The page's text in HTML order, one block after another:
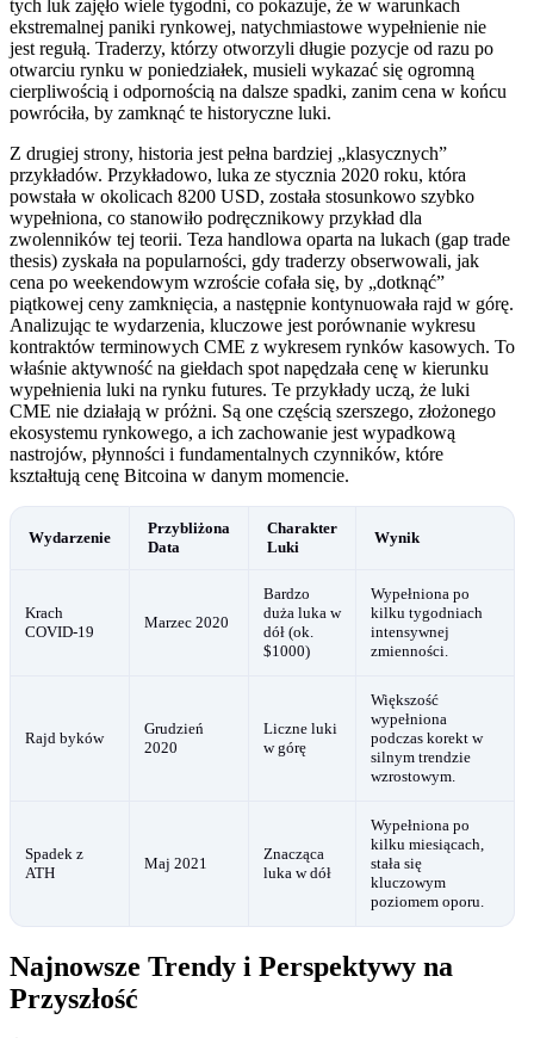
tych luk zajęło wiele tygodni, co pokazuje, że w warunkach
ekstremalnej paniki rynkowej, natychmiastowe wypełnienie nie
jest regułą. Traderzy, którzy otworzyli długie pozycje od razu po
otwarciu rynku w poniedziałek, musieli wykazać się ogromną
cierpliwością i odpornością na dalsze spadki, zanim cena w końcu
powróciła, by zamknąć te historyczne luki.
Z drugiej strony, historia jest pełna bardziej „klasycznych”
przykładów. Przykładowo, luka ze stycznia 2020 roku, która
powstała w okolicach 8200 USD, została stosunkowo szybko
wypełniona, co stanowiło podręcznikowy przykład dla
zwolenników tej teorii. Teza handlowa oparta na lukach (gap trade
thesis) zyskała na popularności, gdy traderzy obserwowali, jak
cena po weekendowym wzroście cofała się, by „dotknąć”
piątkowej ceny zamknięcia, a następnie kontynuowała rajd w górę.
Analizując te wydarzenia, kluczowe jest porównanie wykresu
kontraktów terminowych CME z wykresem rynków kasowych. To
właśnie aktywność na giełdach spot napędzała cenę w kierunku
wypełnienia luki na rynku futures. Te przykłady uczą, że luki
CME nie działają w próżni. Są one częścią szerszego, złożonego
ekosystemu rynkowego, a ich zachowanie jest wypadkową
nastrojów, płynności i fundamentalnych czynników, które
kształtują cenę Bitcoina w danym momencie.
Wydarzenie
Przybliżona
Data
Charakter
Luki
Wynik
Krach
COVID-19
Marzec 2020
Bardzo
duża luka w
dół (ok.
$1000)
Wypełniona po
kilku tygodniach
intensywnej
zmienności.
Rajd byków
Grudzień
2020
Liczne luki
w górę
Większość
wypełniona
podczas korekt w
silnym trendzie
wzrostowym.
Spadek z
ATH
Maj 2021
Znacząca
luka w dół
Wypełniona po
kilku miesiącach,
stała się
kluczowym
poziomem oporu.
Najnowsze Trendy i Perspektywy na
Przyszłość